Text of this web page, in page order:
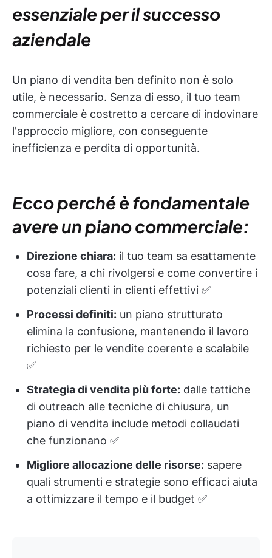
essenziale per il successo
aziendale
Un piano di vendita ben definito non è solo
utile, è necessario. Senza di esso, il tuo team
commerciale è costretto a cercare di indovinare
l'approccio migliore, con conseguente
inefficienza e perdita di opportunità.
Ecco perché è fondamentale
avere un piano commerciale:
Direzione chiara: il tuo team sa esattamente
cosa fare, a chi rivolgersi e come convertire i
potenziali clienti in clienti effettivi ✅
Processi definiti: un piano strutturato
elimina la confusione, mantenendo il lavoro
richiesto per le vendite coerente e scalabile
✅
Strategia di vendita più forte: dalle tattiche
di outreach alle tecniche di chiusura, un
piano di vendita include metodi collaudati
che funzionano ✅
Migliore allocazione delle risorse: sapere
quali strumenti e strategie sono efficaci aiuta
a ottimizzare il tempo e il budget ✅